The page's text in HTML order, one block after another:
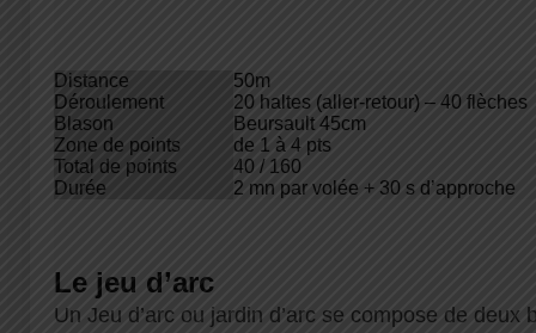
Distance
50m
Déroulement
20 haltes (aller-retour) – 40 flèches
Blason
Beursault 45cm
Zone de points
de 1 à 4 pts
Total de points
40 / 160
Durée
2 mn par volée + 30 s d’approche
Le jeu d’arc
Un Jeu d’arc ou jardin d’arc se compose de deux